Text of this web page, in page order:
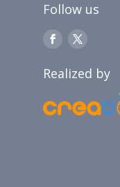
Follow us
Realized by